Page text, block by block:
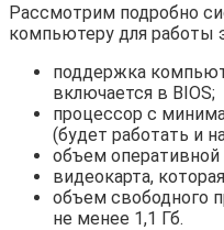
Рассмотрим подробно
компьютеру для работы
поддержка
включается в BIOS;
процессор с
(будет работать и
объем
видеокарта,
объем свободного
не менее 1,1 Гб.